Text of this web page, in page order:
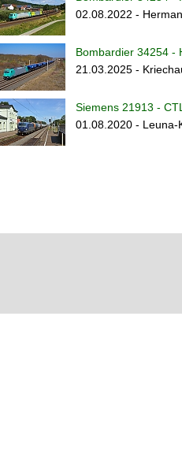
02.08.2022 -
Bombardier 34254 -
21.03.2025 -
Siemens 21913 -
01.08.2020 - Leuna-